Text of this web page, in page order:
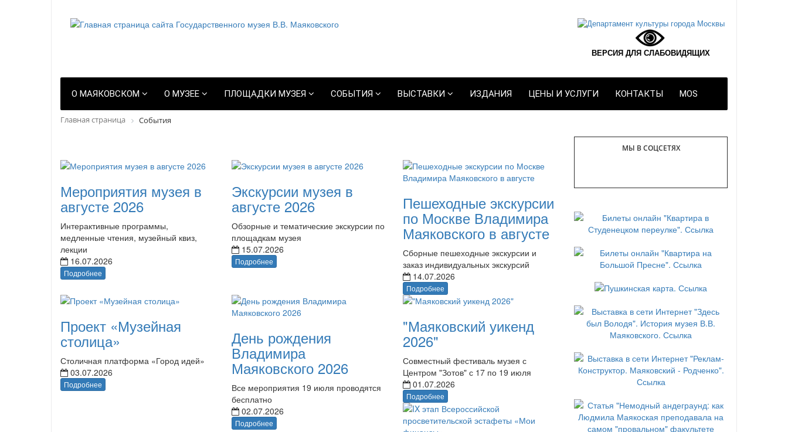
ВЕРСИЯ ДЛЯ СЛАБОВИДЯЩИХ
О МАЯКОВСКОМ О МУЗЕЕ ПЛОЩАДКИ МУЗЕЯ СОБЫТИЯ ВЫСТАВКИ ИЗДАНИЯ ЦЕНЫ И УСЛУГИ КОНТАКТЫ MOS
Главная страница События
Мероприятия музея в
августе 2026
Интерактивные программы,
медленные чтения, музейный квиз,
лекции
16.07.2026
Подробнее
Экскурсии музея в
августе 2026
Обзорные и тематические экскурсии по
площадкам музея
15.07.2026
Подробнее
Пешеходные экскурсии
по Москве Владимира
Маяковского в августе
Сборные пешеходные экскурсии и
заказ индивидуальных экскурсий
14.07.2026
Подробнее
Проект «Музейная
столица»
Столичная платформа «Город идей»
03.07.2026
Подробнее
День рождения
Владимира
Маяковского 2026
Все мероприятия 19 июля проводятся
бесплатно
02.07.2026
Подробнее
"Маяковский уикенд
2026"
Совместный фестиваль музея с
Центром "Зотов" с 17 по 19 июля
01.07.2026
Подробнее
МЫ В СОЦСЕТЯХ